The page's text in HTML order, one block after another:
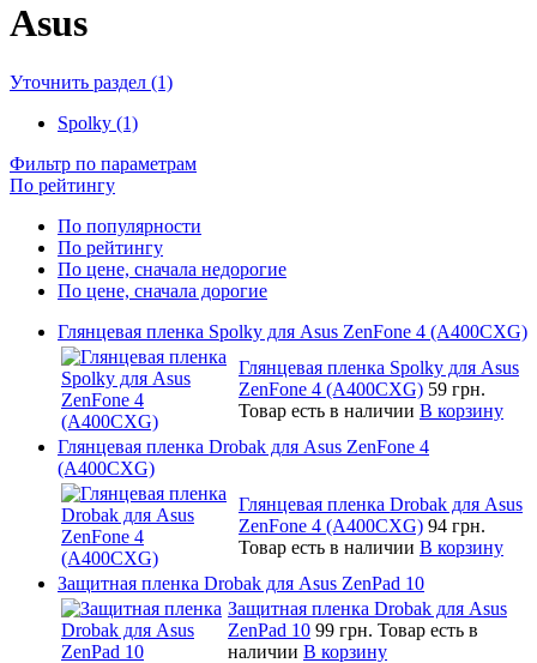
Asus
Уточнить раздел (1)
Spolky (1)
Фильтр по параметрам
По рейтингу
По популярности
По рейтингу
По цене, сначала недорогие
По цене, сначала дорогие
Глянцевая пленка Spolky для Asus ZenFone 4 (A400CXG)
Глянцевая пленка Spolky для Asus
ZenFone 4 (A400CXG) 59 грн.
Товар есть в наличии В корзину
Глянцевая пленка Drobak для Asus ZenFone 4
(A400CXG)
Глянцевая пленка Drobak для Asus
ZenFone 4 (A400CXG) 94 грн.
Товар есть в наличии В корзину
Защитная пленка Drobak для Asus ZenPad 10
Защитная пленка Drobak для Asus
ZenPad 10 99 грн. Товар есть в
наличии В корзину